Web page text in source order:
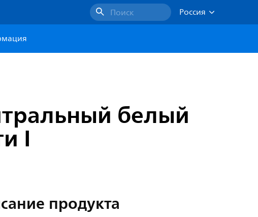
Поиск
Россия
белый
I
продукта